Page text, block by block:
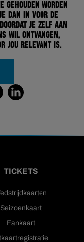
worden
dan in voor de
je zelf aan
wil ontvangen,
jou relevant is.
TICKETS
Seizoenkaart
Fankaart